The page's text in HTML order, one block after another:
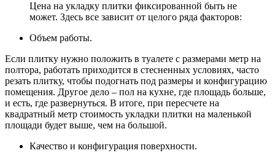
Цена на укладку плитки фиксированной быть не
может. Здесь все зависит от целого ряда факторов:
Объем работы.
Если плитку нужно положить в туалете с размерами метр на
полтора, работать приходится в стесненных условиях, часто
резать плитку, чтобы подогнать под размеры и конфигурацию
помещения. Другое дело – пол на кухне, где площадь больше,
и есть, где развернуться. В итоге, при пересчете на
квадратный метр стоимость укладки плитки на маленькой
площади будет выше, чем на большой.
Качество и конфигурация поверхности.